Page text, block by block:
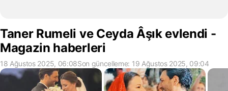
Taner Rumeli ve Ceyda Âşık evlendi -
Magazin haberleri
18 Ağustos 2025, 06:08Son güncelleme: 19 Ağustos 2025, 09:04